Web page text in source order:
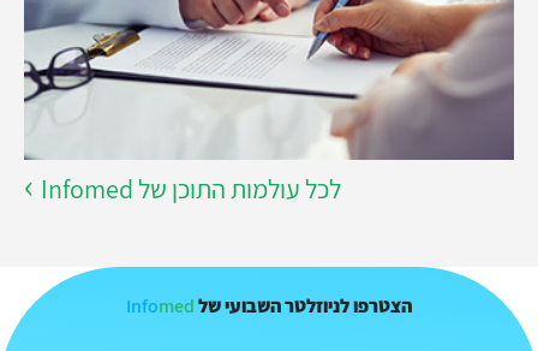
לכל עולמות התוכן של Infomed
הצטרפו לניוזלטר השבועי של Infomed